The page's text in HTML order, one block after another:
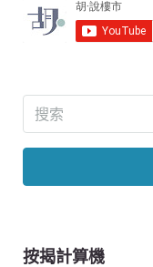
按揭計算機